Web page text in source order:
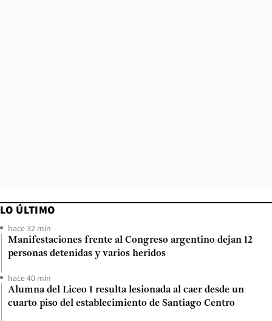
LO ÚLTIMO
hace 32 min
Manifestaciones frente al Congreso argentino dejan 12
personas detenidas y varios heridos
hace 40 min
Alumna del Liceo 1 resulta lesionada al caer desde un
cuarto piso del establecimiento de Santiago Centro